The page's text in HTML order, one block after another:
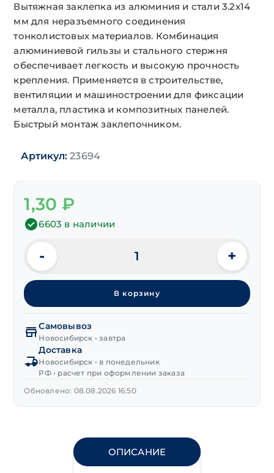
Вытяжная заклепка из алюминия и стали 3.2х14
мм для неразъемного соединения
тонколистовых материалов. Комбинация
алюминиевой гильзы и стального стержня
обеспечивает легкость и высокую прочность
крепления. Применяется в строительстве,
вентиляции и машиностроении для фиксации
металла, пластика и композитных панелей.
Быстрый монтаж заклепочником.
Артикул: 23694
1,30₽
6603 в наличии
Количество
товара
Заклепка
вытяж.
ст
3,2х14 мм
- +
В корзину
Самовывоз
Новосибирск • завтра
Доставка
Новосибирск • в понедельник
РФ • расчет при оформлении заказа
Обновлено: 08.08.2026 16:50
ОПИСАНИЕ